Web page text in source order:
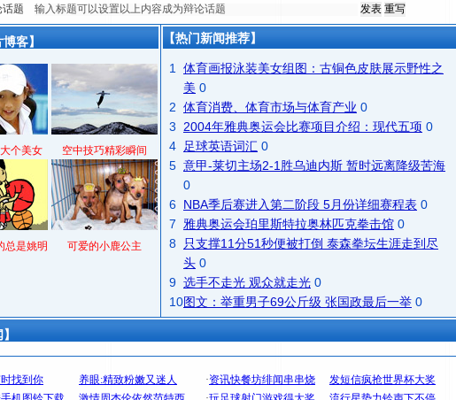
话题
客】
个美女 空中技巧精彩瞬间
总是姚明 可爱的小鹿公主
【热门新闻推荐】
1
体育画报泳装美女组图：古铜色皮肤展示野性之
美 0
2 体育消费、体育市场与体育产业 0
3
2004年雅典奥运会比赛项目介绍：现代五项 0
4
足球英语词汇 0
5 意甲-莱切主场2-1胜乌迪内斯 暂时远离降级苦海
0
6 NBA季后赛进入第二阶段 5月份详细赛程表 0
7
雅典奥运会珀里斯特拉奥林匹克拳击馆 0
8
只支撑11分51秒便被打倒 泰森拳坛生涯走到尽
头 0
9 选手不走光 观众就走光 0
10图文：举重男子69公斤级 张国政最后一举 0